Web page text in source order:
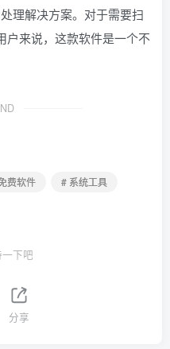
理解决方案。对于需要扫
户来说，这款软件是一个不
费软件
# 系统工具
下吧
分享